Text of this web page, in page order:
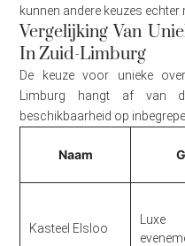
kunnen andere keuzes echter
Vergelijking Van
In Zuid-Limburg
De keuze voor unieke
Limburg hangt af van
beschikbaarheid op
Naam
Kasteel Elsloo